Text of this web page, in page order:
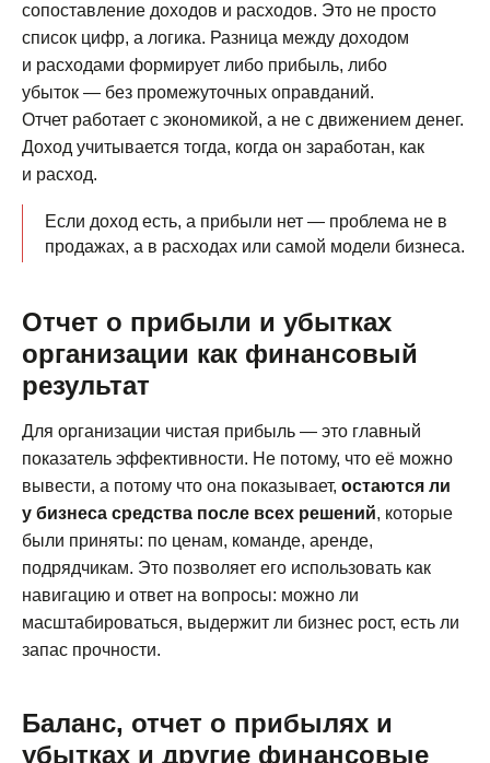
сопоставление доходов и расходов. Это не просто
список цифр, а логика. Разница между доходом
и расходами формирует либо прибыль, либо
убыток — без промежуточных оправданий.
Отчет работает с экономикой, а не с движением денег.
Доход учитывается тогда, когда он заработан, как
и расход.
Если доход есть, а прибыли нет — проблема не в
продажах, а в расходах или самой модели бизнеса.
Отчет о прибыли и убытках
организации как финансовый
результат
Для организации чистая прибыль — это главный
показатель эффективности. Не потому, что её можно
вывести, а потому что она показывает, остаются ли
у бизнеса средства после всех решений, которые
были приняты: по ценам, команде, аренде,
подрядчикам. Это позволяет его использовать как
навигацию и ответ на вопросы: можно ли
масштабироваться, выдержит ли бизнес рост, есть ли
запас прочности.
Баланс, отчет о прибылях и
убытках и другие финансовые